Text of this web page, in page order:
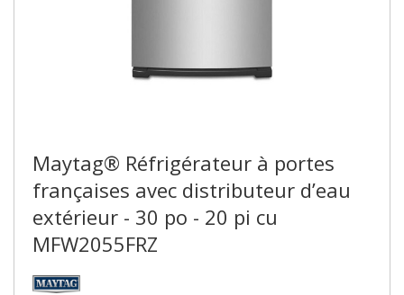
Maytag® Réfrigérateur à portes
françaises avec distributeur d’eau
extérieur - 30 po - 20 pi cu
MFW2055FRZ